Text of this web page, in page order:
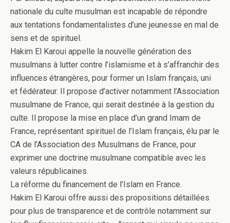
nationale du culte musulman est incapable de répondre
aux tentations fondamentalistes d’une jeunesse en mal de
sens et de spirituel.
Hakim El Karoui appelle la nouvelle génération des
musulmans à lutter contre l’islamisme et à s’affranchir des
influences étrangères, pour former un Islam français, uni
et fédérateur. Il propose d’activer notamment l’Association
musulmane de France, qui serait destinée à la gestion du
culte. Il propose la mise en place d’un grand Imam de
France, représentant spirituel de l’Islam français, élu par le
CA de l’Association des Musulmans de France, pour
exprimer une doctrine musulmane compatible avec les
valeurs républicaines.
La réforme du financement de l’Islam en France.
Hakim El Karoui offre aussi des propositions détaillées
pour plus de transparence et de contrôle notamment sur